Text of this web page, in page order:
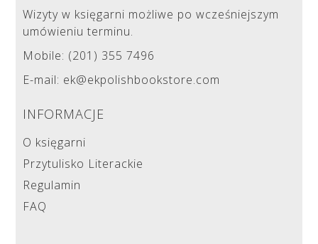
Wizyty w księgarni możliwe po wcześniejszym
umówieniu terminu.
Mobile: (201) 355 7496
E-mail: ek@ekpolishbookstore.com
INFORMACJE
O księgarni
Przytulisko Literackie
Regulamin
FAQ